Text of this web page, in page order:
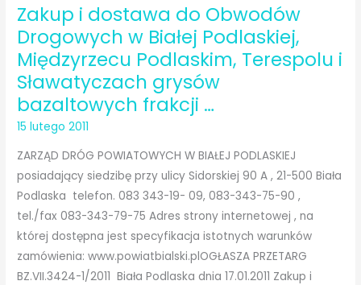
niezbędnych
do
realizacji
projektu:
Pozalekcyjna
Akademia
Kompetencji.
Zakup i dostawa do Obwodów
Drogowych w Białej Podlaskiej,
Międzyrzecu Podlaskim, Terespolu i
Sławatyczach grysów
bazaltowych frakcji …
15 lutego 2011
ZARZĄD DRÓG POWIATOWYCH W BIAŁEJ PODLASKIEJ
posiadający siedzibę przy ulicy Sidorskiej 90 A , 21-500 Biała
Podlaska telefon. 083 343-19- 09, 083-343-75-90 ,
tel./fax 083-343-79-75 Adres strony internetowej , na
której dostępna jest specyfikacja istotnych warunków
zamówienia: www.powiatbialski.plOGŁASZA PRZETARG
BZ.VII.3424-1/2011 Biała Podlaska dnia 17.01.2011 Zakup i